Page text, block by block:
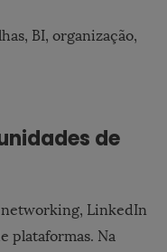
BI, organização,
de
LinkedIn
plataformas. Na